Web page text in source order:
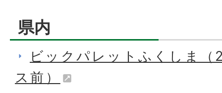
県内
ビックパレットふくしま（
ス前）